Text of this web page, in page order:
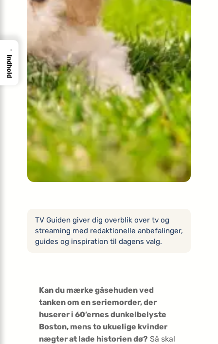
TV Guiden giver dig overblik over tv og
streaming med redaktionelle anbefalinger,
guides og inspiration til dagens valg.
Kan du mærke gåsehuden ved
tanken om en seriemorder, der
huserer i 60’ernes dunkelbelyste
Boston, mens to ukuelige kvinder
nægter at lade historien dø? Så skal
→
Indhold